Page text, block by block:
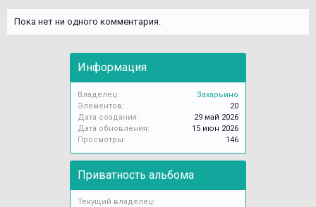
Пока нет ни одного комментария.
Информация
Владелец:
Захарьино
Элементов:
20
Дата создания:
29 май 2026
Дата обновления:
15 июн 2026
Просмотры:
146
Приватность альбома
Текущий владелец: